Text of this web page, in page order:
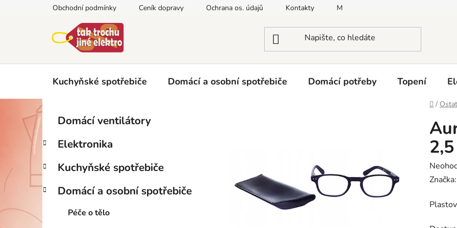
Obchodní podmínky Ceník dopravy Ochrana os. údajů Kontakty Moje objednávka
Kuchyňské spotřebiče Domácí a osobní spotřebiče Domácí potřeby Topení
Domů
/
P
s
r
a
n
í
Přeskočit
kategorie
K
e
o
i
Domácí ventilátory
Elektronika
Kuchyňské spotřebiče
Domácí a osobní spotřebiče
Péče o tělo
je